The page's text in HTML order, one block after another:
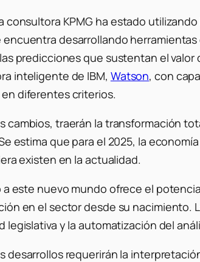
consultora KPMG ha estado
encuentra desarrollando
predicciones que sustentan el valor
inteligente de IBM, Watson, con
diferentes criterios.
cambios, traerán la transformación
estima que para el 2025, la
existen en la actualidad.
a este nuevo mundo ofrece el
en el sector desde su nacimiento.
legislativa y la automatización del
desarrollos requerirán la